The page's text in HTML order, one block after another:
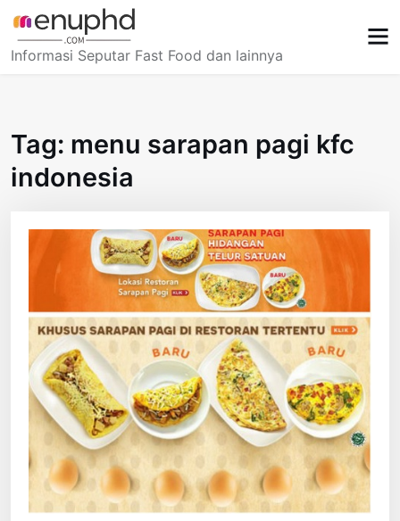
content
Informasi Seputar Fast Food dan lainnya
Tag: menu sarapan pagi kfc
indonesia